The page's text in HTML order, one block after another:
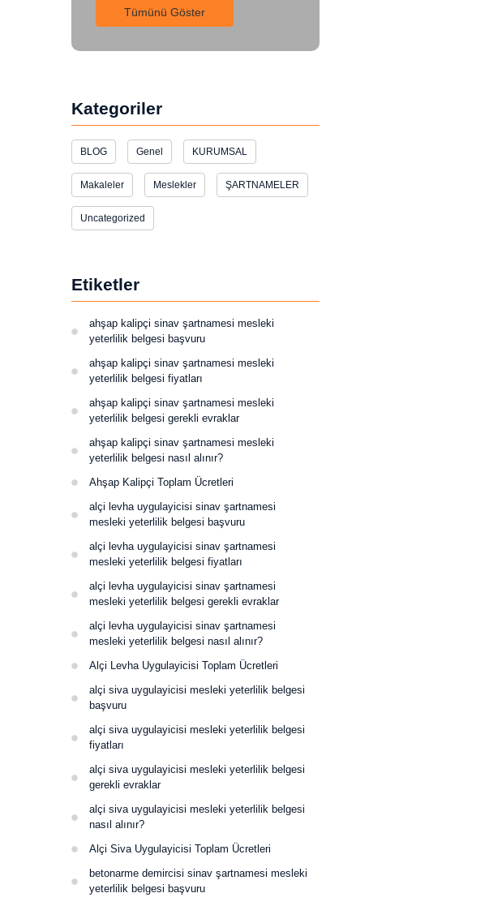
Tümünü Göster
Kategoriler
BLOG Genel KURUMSAL
Makaleler Meslekler ŞARTNAMELER
Uncategorized
Etiketler
ahşap kalipçi sinav şartnamesi mesleki
yeterlilik belgesi başvuru
ahşap kalipçi sinav şartnamesi mesleki
yeterlilik belgesi fiyatları
ahşap kalipçi sinav şartnamesi mesleki
yeterlilik belgesi gerekli evraklar
ahşap kalipçi sinav şartnamesi mesleki
yeterlilik belgesi nasıl alınır?
Ahşap Kalipçi Toplam Ücretleri
alçi levha uygulayicisi sinav şartnamesi
mesleki yeterlilik belgesi başvuru
alçi levha uygulayicisi sinav şartnamesi
mesleki yeterlilik belgesi fiyatları
alçi levha uygulayicisi sinav şartnamesi
mesleki yeterlilik belgesi gerekli evraklar
alçi levha uygulayicisi sinav şartnamesi
mesleki yeterlilik belgesi nasıl alınır?
Alçi Levha Uygulayicisi Toplam Ücretleri
alçi siva uygulayicisi mesleki yeterlilik belgesi
başvuru
alçi siva uygulayicisi mesleki yeterlilik belgesi
fiyatları
alçi siva uygulayicisi mesleki yeterlilik belgesi
gerekli evraklar
alçi siva uygulayicisi mesleki yeterlilik belgesi
nasıl alınır?
Alçi Siva Uygulayicisi Toplam Ücretleri
betonarme demircisi sinav şartnamesi mesleki
yeterlilik belgesi başvuru